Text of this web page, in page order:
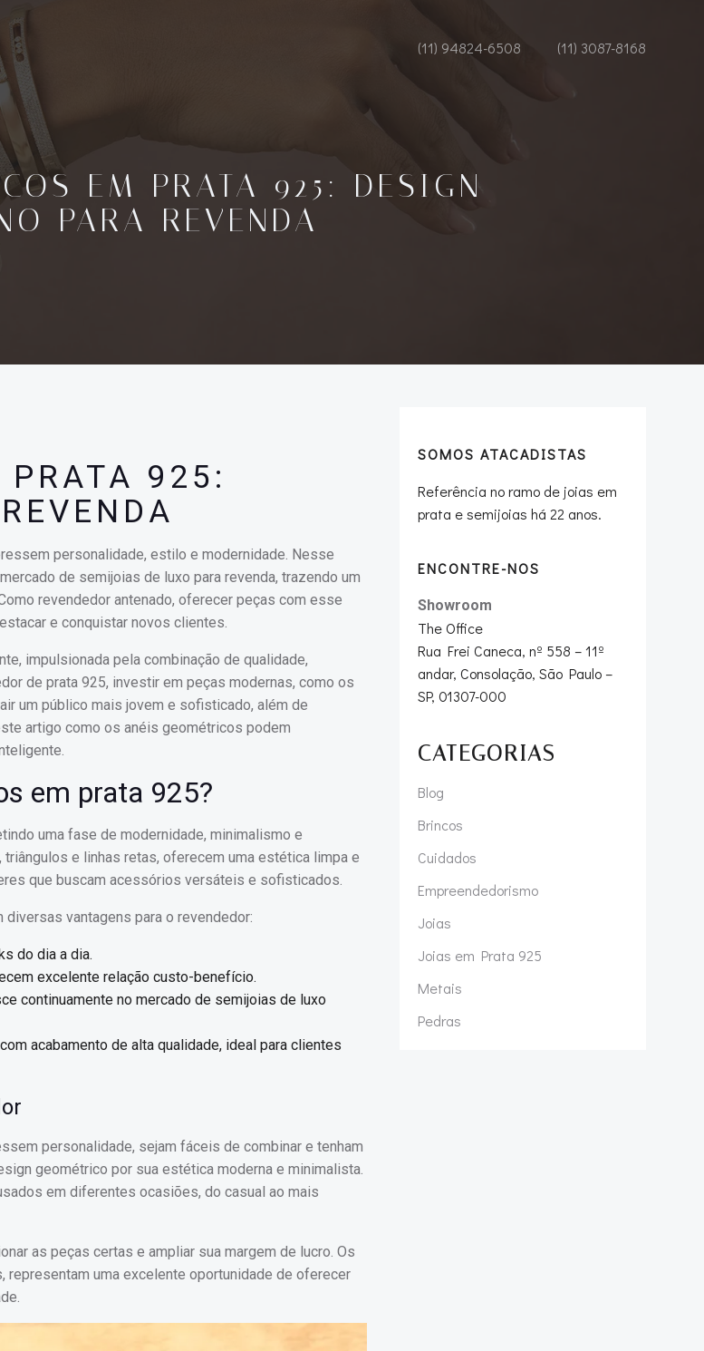
(11) 94824-6508 (11) 3087-8168
EM PRATA 925: DESIGN
PARA REVENDA
PRATA 925:
personalidade, estilo e modernidade. Nesse
de semijoias de luxo para revenda, trazendo um
revendedor antenado, oferecer peças com esse
e conquistar novos clientes.
impulsionada pela combinação de qualidade,
de prata 925, investir em peças modernas, como os
um público mais jovem e sofisticado, além de
artigo como os anéis geométricos podem
em prata 925?
uma fase de modernidade, minimalismo e
e linhas retas, oferecem uma estética limpa e
que buscam acessórios versáteis e sofisticados.
vantagens para o revendedor:
do dia a dia.
excelente relação custo-benefício.
continuamente no mercado de semijoias de luxo
acabamento de alta qualidade, ideal para clientes
personalidade, sejam fáceis de combinar e tenham
geométrico por sua estética moderna e minimalista.
em diferentes ocasiões, do casual ao mais
as peças certas e ampliar sua margem de lucro. Os
uma excelente oportunidade de oferecer
SOMOS ATACADISTAS
Referência no ramo de joias em
prata e semijoias há 22 anos.
ENCONTRE-NOS
Showroom
The Office
Rua Frei Caneca, nº 558 – 11º
andar, Consolação, São Paulo –
SP, 01307-000
CATEGORIAS
Blog
Brincos
Cuidados
Empreendedorismo
Joias
Joias em Prata 925
Metais
Pedras